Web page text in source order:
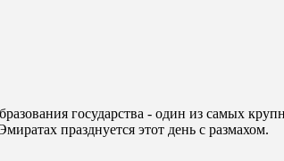
государства - один из самых
празднуется этот день с размахом.